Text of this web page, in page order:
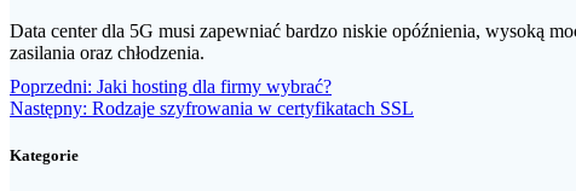
Data center dla 5G musi zapewniać bardzo niskie opóźnienia, wysoką
zasilania oraz chłodzenia.
Nawigacja
wpisu
Poprzedni: Poprzedni
wpis:
Jaki hosting dla firmy wybrać?
Następny: Następny
Rodzaje szyfrowania w certyfikatach SSL
Kategorie